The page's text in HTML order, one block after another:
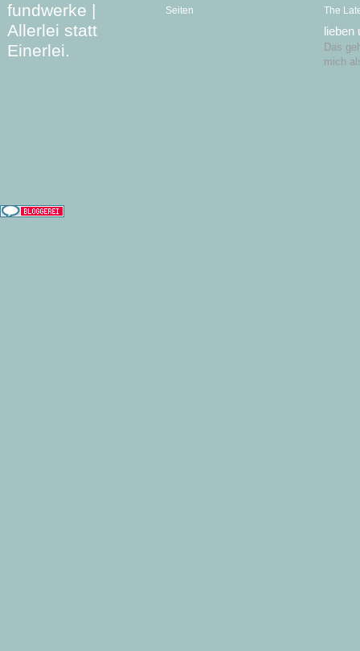
fundwerke |
Allerlei statt
Einerlei.
Seiten The
lieben
Das
mich